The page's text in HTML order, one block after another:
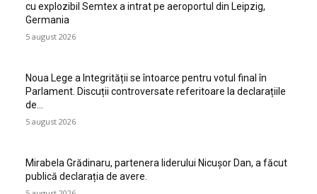
cu explozibil Semtex a intrat pe aeroportul din Leipzig,
Germania
5 august 2026
Noua Lege a Integrității se întoarce pentru votul final în
Parlament. Discuții controversate referitoare la declarațiile
de…
5 august 2026
Mirabela Grădinaru, partenera liderului Nicușor Dan, a făcut
publică declarația de avere.